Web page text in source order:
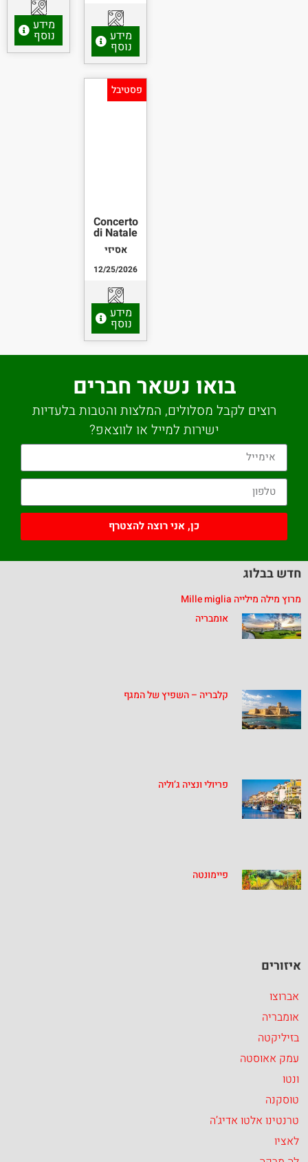
מידע
נוסף
מידע
נוסף
פסטיבל
Concerto
di Natale
אסיזי
12/25/2026
מידע
נוסף
בואו נשאר חברים
רוצים לקבל מסלולים, המלצות והטבות בלעדיות
ישירות למייל או לווצאפ?
כן, אני רוצה להצטרף
חדש בבלוג
מרוץ מילה מילייה Mille miglia
אומבריה
קלבריה – השפיץ של המגף
פריולי ונציה ג’וליה
פיימונטה
איזורים
אברוצו
אומבריה
בזיליקטה
עמק אאוסטה
ונטו
טוסקנה
טרנטינו אלטו אדיג’ה
לאציו